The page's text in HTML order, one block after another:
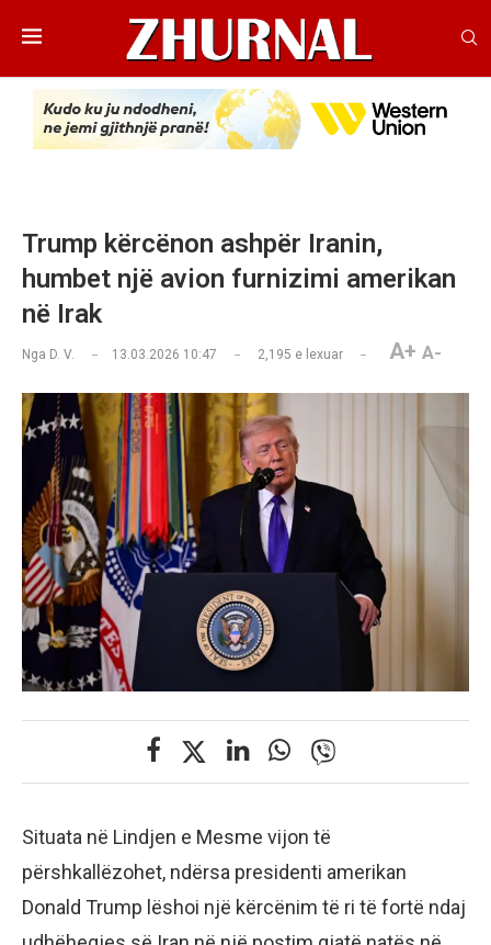
Trump kërcënon ashpër Iranin,
humbet një avion furnizimi amerikan
në Irak
Nga D. V. 13.03.2026 10:47 2,195 e lexuar A+ A-
Situata në Lindjen e Mesme vijon të
përshkallëzohet, ndërsa presidenti amerikan
Donald Trump lëshoi një kërcënim të ri të fortë ndaj